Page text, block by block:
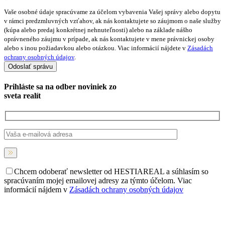
Vaše osobné údaje spracúvame za účelom vybavenia Vašej správy alebo dopytu
v rámci predzmluvných vzťahov, ak nás kontaktujete so záujmom o naše služby
(kúpa alebo predaj konkrétnej nehnuteľnosti) alebo na základe nášho
oprávneného záujmu v prípade, ak nás kontaktujete v mene právnickej osoby
alebo s inou požiadavkou alebo otázkou. Viac informácií nájdete v Zásadách
ochrany osobných údajov.
Prihláste sa na odber noviniek zo
sveta realít
Chcem odoberať newsletter od HESTIAREAL a súhlasím so
spracúvaním mojej emailovej adresy za týmto účelom. Viac
informácií nájdem v Zásadách ochrany osobných údajov